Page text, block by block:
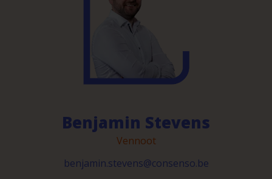
Benjamin Stevens
Vennoot
benjamin.stevens@consenso.be